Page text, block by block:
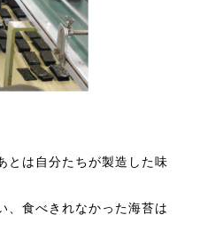
とは自分たちが製造した味
、食べきれなかった海苔は